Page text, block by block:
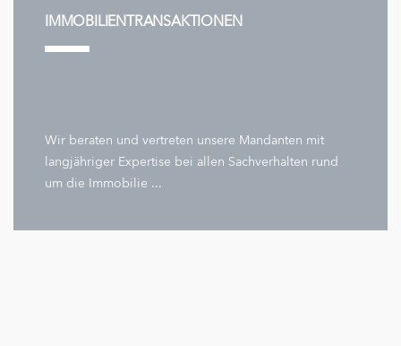
IMMOBILIENTRANSAKTIONEN
Wir beraten und vertreten unsere Mandanten mit
langjähriger Expertise bei allen Sachverhalten rund
um die Immobilie ...